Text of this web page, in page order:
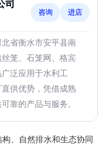
司
咨询 进店
省衡水市安平县南
笼、石笼网、格宾
泛应用于水利工
供优势，凭借成熟
靠的产品与服务。
、自然排水和生态协同